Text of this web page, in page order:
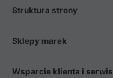
Struktura strony
Sklepy marek
Wsparcie klienta i serwis